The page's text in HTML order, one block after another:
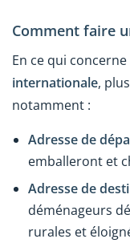
Comment faire
En ce qui concerne
internationale,
notamment :
Adresse de
emballeront et
Adresse de
déménageurs
rurales et